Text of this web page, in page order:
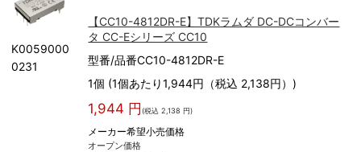
K0059000
0231
【CC10-4812DR-E】TDKラムダ DC-DCコンバー
タ CC-Eシリーズ CC10
型番/品番CC10-4812DR-E
1個 (1個あたり1,944円（税込 2,138円）)
1,944 円 (税込 2,138 円)
メーカー希望小売価格
オープン価格